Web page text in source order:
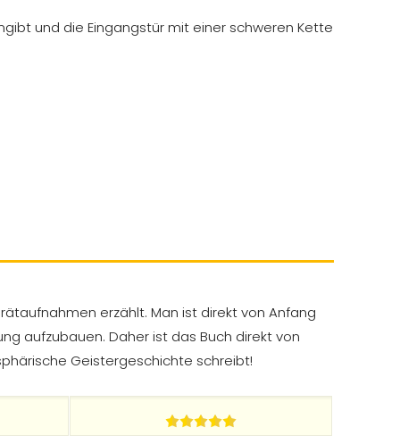
und die Eingangstür mit einer schweren Kette
erzählt. Man ist direkt von Anfang
aufzubauen. Daher ist das Buch direkt von
Geistergeschichte schreibt!